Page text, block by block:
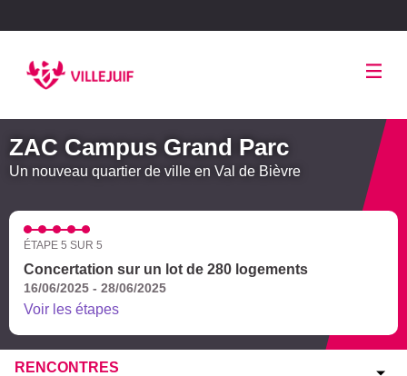
ZAC Campus Grand Parc
Un nouveau quartier de ville en Val de Bièvre
ÉTAPE 5 SUR 5
Concertation sur un lot de 280 logements
16/06/2025 - 28/06/2025
Voir les étapes
RENCONTRES